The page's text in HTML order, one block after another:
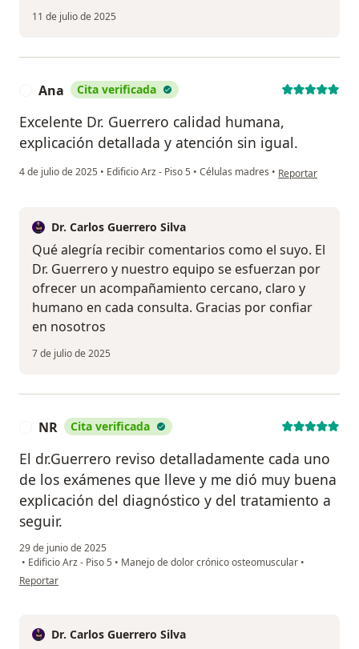
11 de julio de 2025
Ana Cita verificada
Excelente Dr. Guerrero calidad humana,
explicación detallada y atención sin igual.
4 de julio de 2025 • Edificio Arz - Piso 5 • Células madres • en opinión del
Reportar
Dr. Carlos Guerrero Silva
Qué alegría recibir comentarios como el suyo. El
Dr. Guerrero y nuestro equipo se esfuerzan por
ofrecer un acompañamiento cercano, claro y
humano en cada consulta. Gracias por confiar
en nosotros
7 de julio de 2025
NR Cita verificada
El dr.Guerrero reviso detalladamente cada uno
de los exámenes que lleve y me dió muy buena
explicación del diagnóstico y del tratamiento a
seguir.
29 de junio de 2025
• Edificio Arz - Piso 5 • Manejo de dolor crónico osteomuscular •
en opinión del usuario NR
Reportar
Dr. Carlos Guerrero Silva